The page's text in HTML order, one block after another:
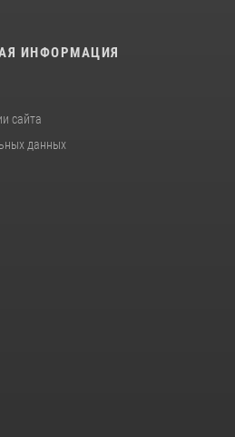
ИНФОРМАЦИЯ
сайта
данных